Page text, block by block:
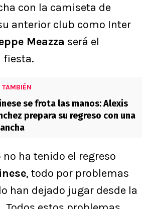
con la camiseta de
anterior club como Inter
Meazza será el
fiesta.
TAMBIÉN
se frota las manos: Alexis
prepara su regreso con una
no ha tenido el regreso
, todo por problemas
han dejado jugar desde la